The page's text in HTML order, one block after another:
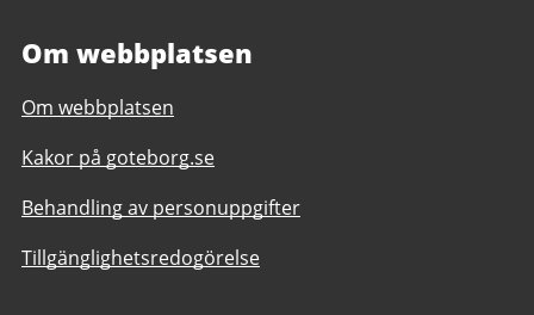
Om webbplatsen
Om webbplatsen
Kakor på goteborg.se
Behandling av personuppgifter
Tillgänglighetsredogörelse